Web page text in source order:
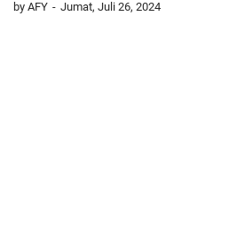
by AFY Jumat, Juli 26, 2024